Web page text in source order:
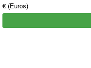
€ (Euros)